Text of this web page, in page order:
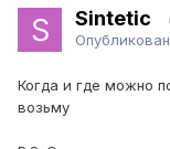
Sintetic
Когда и где можно
возьму